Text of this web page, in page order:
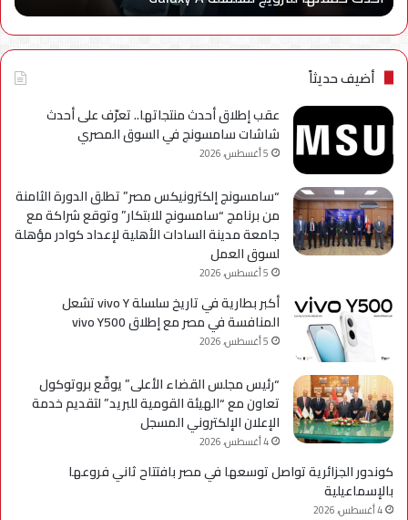
حملاتها
للترويج
لسلسلة
Galaxy
A
My
أضيف حديثاً
عقب إطلاق أحدث منتجاتها.. تعرّف على أحدث
شاشات سامسونج في السوق المصري
5 أغسطس، 2026
“سامسونج إلكترونيكس مصر” تطلق الدورة الثامنة
من برنامج “سامسونج للابتكار” وتوقع شراكة مع
جامعة مدينة السادات الأهلية لإعداد كوادر مؤهلة
لسوق العمل
5 أغسطس، 2026
أكبر بطارية في تاريخ سلسلة vivo Y تشعل
المنافسة في مصر مع إطلاق vivo Y500
5 أغسطس، 2026
“رئيس مجلس القضاء الأعلى” يوقّع بروتوكول
تعاون مع “الهيئة القومية للبريد” لتقديم خدمة
الإعلان الإلكتروني المسجل
4 أغسطس، 2026
كوندور الجزائرية تواصل توسعها في مصر بافتتاح ثاني فروعها
بالإسماعيلية
4 أغسطس، 2026